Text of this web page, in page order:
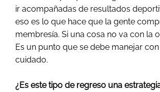
ir acompañadas de resultados
eso es lo que hace que la gente
membresía. Si una cosa no va con la
Es un punto que se debe manejar
cuidado.
¿Es este tipo de regreso una